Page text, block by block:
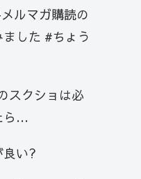
ルマガ購読の
した #ちょう
スクショは必
ら…
良い?